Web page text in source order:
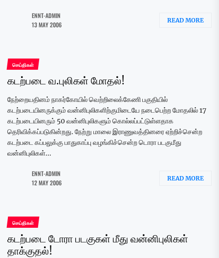
ENNT-ADMIN
13 MAY 2006
READ MORE
செய்திகள்
கடற்படை வ.புலிகள் மோதல்!
நேற்றையதினம் நாகர்கோயில் வெற்றிலைக்கேணி பகுதியில்
கடற்படையினருக்கும் வன்னிபுலிகளிற்குமிடையே நடைபெற்ற மோதலில் 17
கடற்படையினரும் 50 வன்னிபுலிகளும் கொல்லப்பட்டுள்ளதாக
தெரிவிக்கப்படுகின்றது. நேற்று மாலை இராணுவத்தினரை ஏற்றிச்சென்ற
கடற்படை கப்பலுக்கு பாதுகாப்பு வழங்கிச்சென்ற டொரா படகுமீது
வன்னிபுலிகள்...
ENNT-ADMIN
12 MAY 2006
READ MORE
செய்திகள்
கடற்படை டோரா படகுகள் மீது வன்னிபுலிகள்
தாக்குதல்!